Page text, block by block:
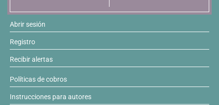
Abrir sesión
Registro
Recibir alertas
Políticas de cobros
Instrucciones para autores